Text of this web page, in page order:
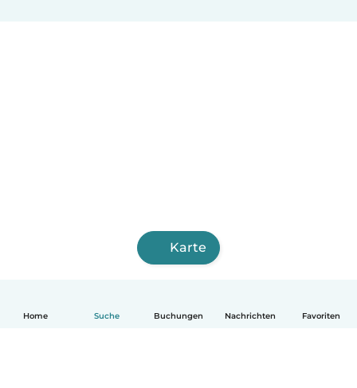
Home Suche Buchungen Nachrichten Favoriten
Karte